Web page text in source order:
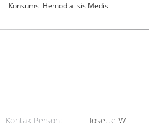
Konsumsi Hemodialisis Medis
Kontak Person: Josette W